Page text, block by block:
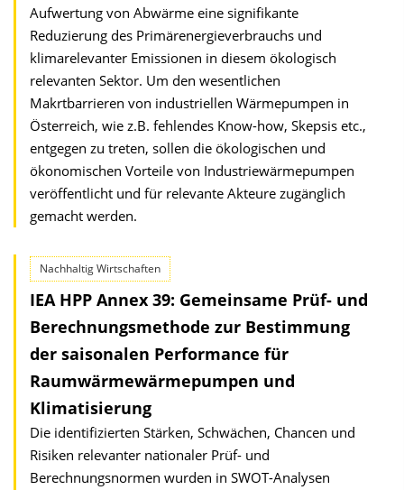
Aufwertung von Abwärme eine signifikante
Reduzierung des Primärenergieverbrauchs und
klimarelevanter Emissionen in diesem ökologisch
relevanten Sektor. Um den wesentlichen
Makrtbarrieren von industriellen Wärmepumpen in
Österreich, wie z.B. fehlendes Know-how, Skepsis etc.,
entgegen zu treten, sollen die ökologischen und
ökonomischen Vorteile von Industriewärmepumpen
veröffentlicht und für relevante Akteure zugänglich
gemacht werden.
Nachhaltig Wirtschaften
IEA HPP Annex 39: Gemeinsame Prüf- und
Berechnungsmethode zur Bestimmung
der saisonalen Performance für
Raumwärme­wärmepumpen und
Klimatisierung
Die identifizierten Stärken, Schwächen, Chancen und
Risiken relevanter nationaler Prüf- und
Berechnungsnormen wurden in SWOT-Analysen